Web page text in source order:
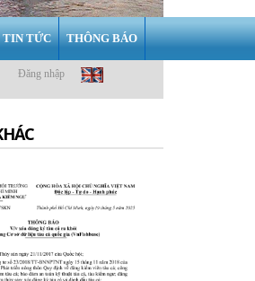
TIN TỨC THÔNG BÁO
Đăng nhập